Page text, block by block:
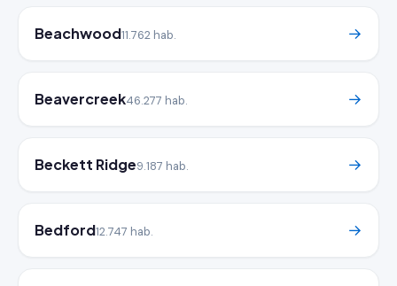
Beachwood11.762 hab. →
Beavercreek46.277 hab. →
Beckett Ridge9.187 hab. →
Bedford12.747 hab. →